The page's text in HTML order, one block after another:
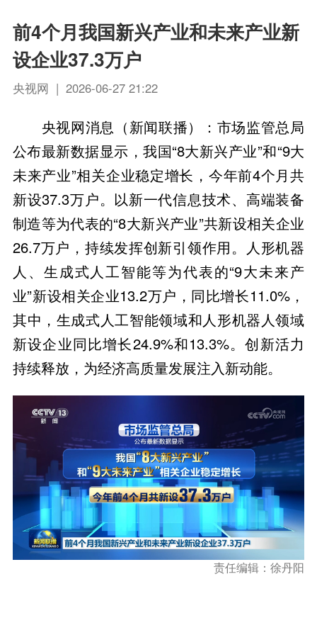
前4个月我国新兴产业和未来产业新
设企业37.3万户
央视网 | 2026-06-27 21:22
央视网消息（新闻联播）：市场监管总局
公布最新数据显示，我国“8大新兴产业”和“9大
未来产业”相关企业稳定增长，今年前4个月共
新设37.3万户。以新一代信息技术、高端装备
制造等为代表的“8大新兴产业”共新设相关企业
26.7万户，持续发挥创新引领作用。人形机器
人、生成式人工智能等为代表的“9大未来产
业”新设相关企业13.2万户，同比增长11.0%，
其中，生成式人工智能领域和人形机器人领域
新设企业同比增长24.9%和13.3%。创新活力
持续释放，为经济高质量发展注入新动能。
责任编辑：徐丹阳